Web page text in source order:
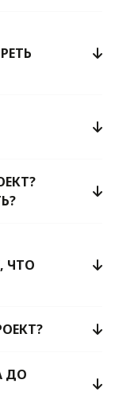
ЧТО
ДО